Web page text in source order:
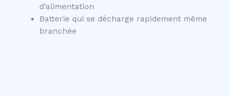
d’alimentation
Batterie qui se décharge rapidement même
branchée